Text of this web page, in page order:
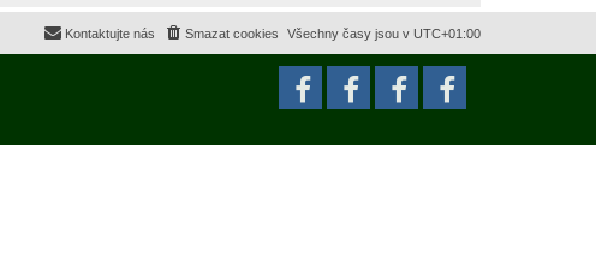
Všechny časy jsou v UTC+01:00
Smazat cookies
Kontaktujte nás